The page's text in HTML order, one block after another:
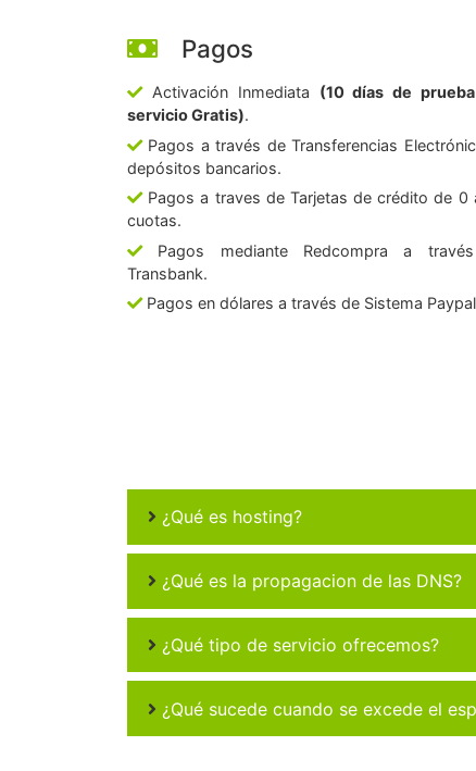
Pagos
Activación Inmediata (10 días de
servicio Gratis).
Pagos a través de Transferencias
depósitos bancarios.
Pagos a traves de Tarjetas de crédito de 0
cuotas.
Pagos mediante Redcompra a
Transbank.
Pagos en dólares a través de Sistema
¿Qué es hosting?
¿Qué es la propagacion de las DNS?
¿Qué tipo de servicio ofrecemos?
¿Qué sucede cuando se excede el